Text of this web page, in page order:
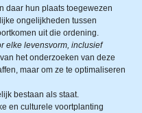
daar hun plaats toegewezen
ongelijkheden tussen
uit die ordening.
elke levensvorm, inclusief
het onderzoeken van deze
maar om ze te optimaliseren
bestaan als staat.
en culturele voortplanting